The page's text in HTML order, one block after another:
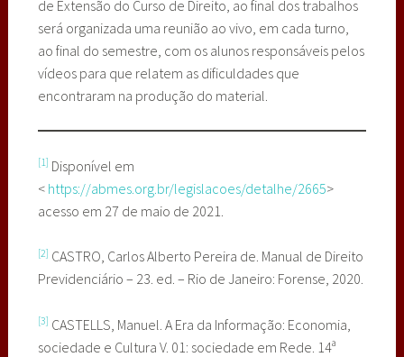
de Extensão do Curso de Direito, ao final dos trabalhos
será organizada uma reunião ao vivo, em cada turno,
ao final do semestre, com os alunos responsáveis pelos
vídeos para que relatem as dificuldades que
encontraram na produção do material.
[1] Disponível em
< https://abmes.org.br/legislacoes/detalhe/2665>
acesso em 27 de maio de 2021.
[2] CASTRO, Carlos Alberto Pereira de. Manual de Direito
Previdenciário – 23. ed. – Rio de Janeiro: Forense, 2020.
[3] CASTELLS, Manuel. A Era da Informação: Economia,
sociedade e Cultura V. 01: sociedade em Rede. 14ª